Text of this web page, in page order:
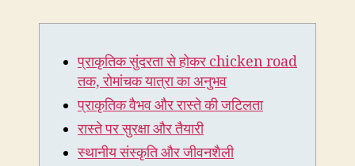
से
chicken
तक,
रोमांचक
का
प्राकृतिक सुंदरता से होकर chicken road
तक, रोमांचक यात्रा का अनुभव
प्राकृतिक वैभव और रास्ते की जटिलता
रास्ते पर सुरक्षा और तैयारी
स्थानीय संस्कृति और जीवनशैली